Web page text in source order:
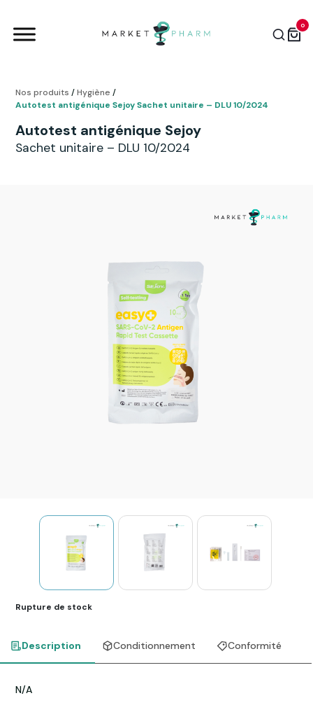
0
Nos produits / Hygiène /
Autotest antigénique Sejoy Sachet unitaire – DLU 10/2024
Autotest antigénique Sejoy
Sachet unitaire – DLU 10/2024
Rupture de stock
Description Conditionnement Conformité
N/A